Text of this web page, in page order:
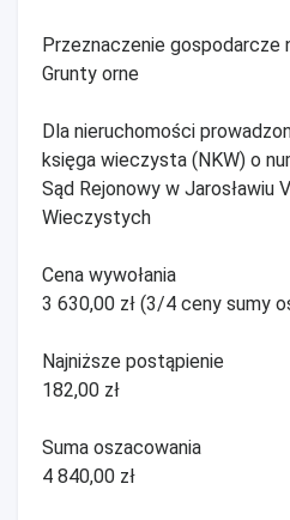
Przeznaczenie gospodarcze
Grunty orne
Dla nieruchomości
księga wieczysta (NKW) o
Sąd Rejonowy w Jarosławiu
Wieczystych
Cena wywołania
3 630,00 zł (3/4 ceny sumy
Najniższe postąpienie
182,00 zł
Suma oszacowania
4 840,00 zł